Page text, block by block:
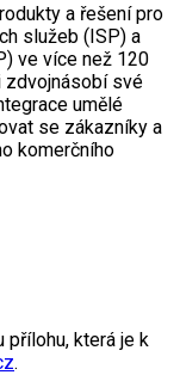
a řešení pro
služeb (ISP) a
ve více než 120
zdvojnásobí své
umělé
se zákazníky a
komerčního
přílohu, která je k
.